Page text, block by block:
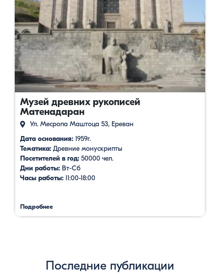
Музей древних рукописей
Матенадаран
Ул. Месропа Маштоца 53, Ереван
Дата основания: 1959г.
Тематика: Древние монускрипты
Посетителей в год: 50000 чел.
Дни работы: Вт-Сб
Часы работы: 11:00-18:00
Подробнее
Последние публикации